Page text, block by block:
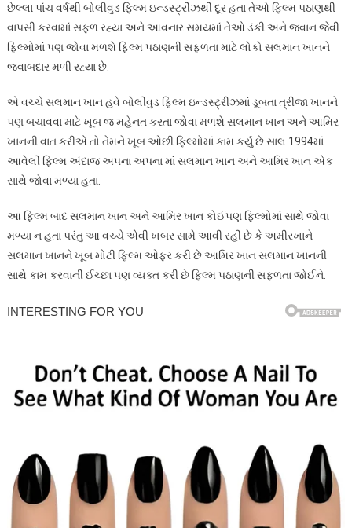
છેલ્લા પાંચ વર્ષથી બોલીવુડ ફિલ્મ ઇન્ડસ્ટ્રીઝથી દૂર હતા તેઓ ફિલ્મ પઠાણથી
વાપસી કરવામાં સફળ રહ્યા અને આવનાર સમયમાં તેઓ ડંકી અને જવાન જેવી
ફિલ્મોમાં પણ જોવા મળશે ફિલ્મ પઠાણની સફળતા માટે લોકો સલમાન ખાનને
જવાબદાર મળી રહ્યા છે.
એ વચ્ચે સલમાન ખાન હવે બોલીવુડ ફિલ્મ ઇન્ડસ્ટ્રીઝમાં ડૂબતા ત્રીજા ખાનને
પણ બચાવવા માટે ખૂબ જ મહેનત કરતા જોવા મળશે સલમાન ખાન અને આમિર
ખાનની વાત કરીએ તો તેમને ખૂબ ઓછી ફિલ્મોમાં કામ કર્યું છે સાલ 1994માં
આવેલી ફિલ્મ અંદાજ અપના અપના માં સલમાન ખાન અને આમિર ખાન એક
સાથે જોવા મળ્યા હતા.
આ ફિલ્મ બાદ સલમાન ખાન અને આમિર ખાન કોઈપણ ફિલ્મોમાં સાથે જોવા
મળ્યા ન હતા પરંતુ આ વચ્ચે એવી ખબર સામે આવી રહી છે કે અમીરખાને
સલમાન ખાનને ખૂબ મોટી ફિલ્મ ઓફર કરી છે આમિર ખાન સલમાન ખાનની
સાથે કામ કરવાની ઈચ્છા પણ વ્યક્ત કરી છે ફિલ્મ પઠાણની સફળતા જોઈને.